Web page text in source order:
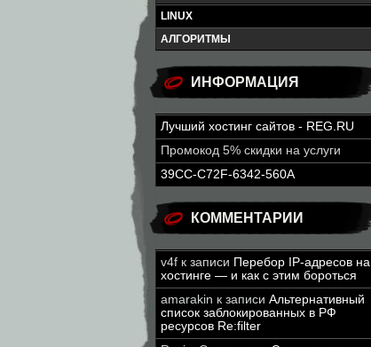
LINUX
АЛГОРИТМЫ
ИНФОРМАЦИЯ
Лучший хостинг сайтов - REG.RU
Промокод 5% скидки на услуги
39CC-C72F-6342-560A
КОММЕНТАРИИ
v4f к записи Перебор IP-адресов на
хостинге — и как с этим бороться
amarakin к записи Альтернативный
список заблокированных в РФ
ресурсов Re:filter